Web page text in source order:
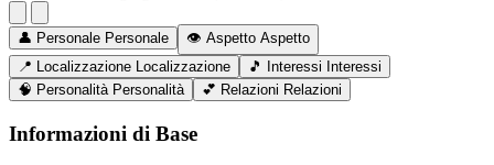
👤 Personale Personale 👁️ Aspetto Aspetto
📍 Localizzazione Localizzazione 🎵 Interessi Interessi
🧠 Personalità Personalità 💕 Relazioni Relazioni
Informazioni di Base